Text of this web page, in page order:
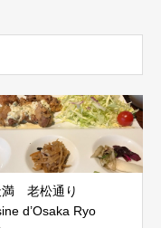
満 老松通り
d’Osaka Ryo